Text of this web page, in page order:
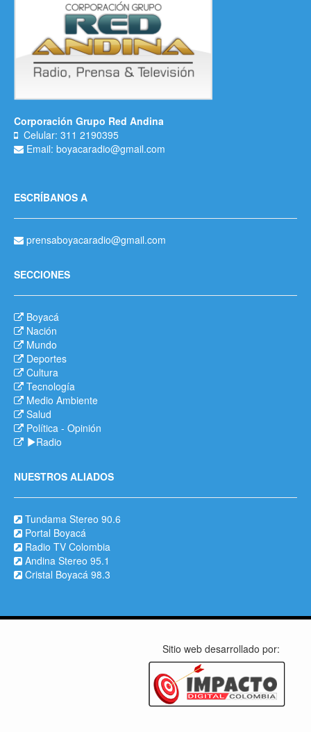
Corporación Grupo Red Andina
Celular: 311 2190395
Email: boyacaradio@gmail.com
ESCRÍBANOS A
prensaboyacaradio@gmail.com
SECCIONES
Boyacá
Nación
Mundo
Deportes
Cultura
Tecnología
Medio Ambiente
Salud
Política - Opinión
Radio
NUESTROS ALIADOS
Tundama Stereo 90.6
Portal Boyacá
Radio TV Colombia
Andina Stereo 95.1
Cristal Boyacá 98.3
Sitio web desarrollado por: